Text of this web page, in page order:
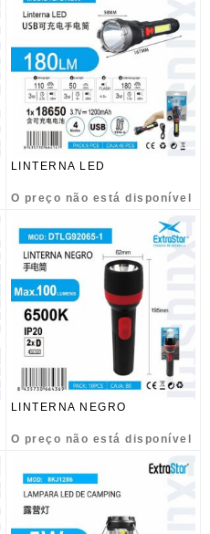
LINTERNA LED
O preço não está disponível
LINTERNA NEGRO
O preço não está disponível